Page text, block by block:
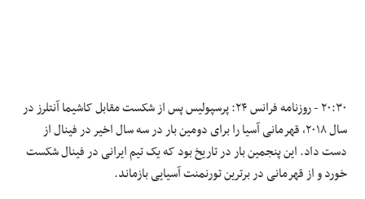
۲۰:۳۰ - روزنامه فرانس ۲۴: پرسپولیس پس از شکست مقابل کاشیما آنتلرز در
سال ۲۰۱۸، قهرمانی آسیا را برای دومین بار در سه سال اخیر در فینال از
دست داد. این پنجمین بار در تاریخ بود که یک تیم ایرانی در فینال شکست
خورد و از قهرمانی در برترین تورنمنت آسیایی بازماند.